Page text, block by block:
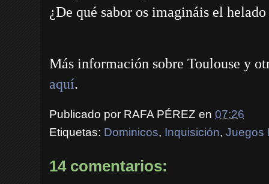
¿De qué sabor os imagináis el
Más información sobre Toulouse y
aquí.
Publicado por RAFA PÉREZ en 07:26
Etiquetas: Dominicos, Inquisición, Juegos
14 comentarios: